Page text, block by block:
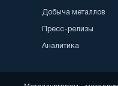
Добыча металлов
Пресс-релизы
Аналитика